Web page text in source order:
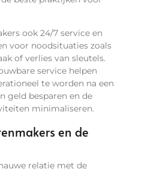
ook 24/7 service en
voor noodsituaties zoals
of verlies van sleutels.
service helpen
te worden na een
geld besparen en de
minimaliseren.
en de
relatie met de